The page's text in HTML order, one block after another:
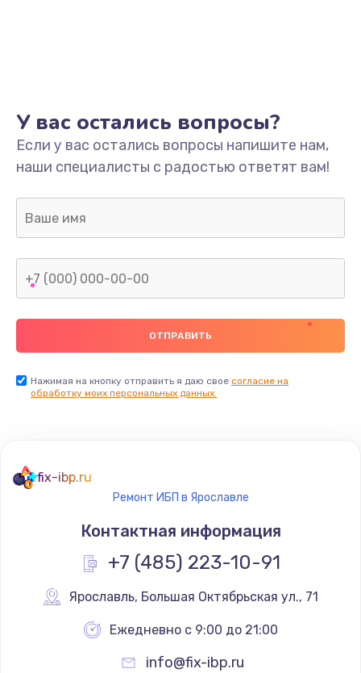
У вас остались вопросы?
Если у вас остались вопросы напишите нам,
наши специалисты с радостью ответят вам!
Нажимая на кнопку отправить я даю свое согласие на
обработку моих персональных данных.
fix-ibp.ru
Ремонт ИБП в Ярославле
Контактная информация
+7 (485) 223-10-91
Ярославль, Большая Октябрьская ул., 71
Ежедневно с 9:00 до 21:00
info@fix-ibp.ru